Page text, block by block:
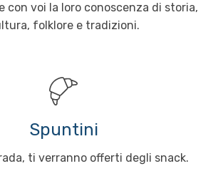
con voi la loro conoscenza di storia,
folklore e tradizioni.
Spuntini
ti verranno offerti degli snack.